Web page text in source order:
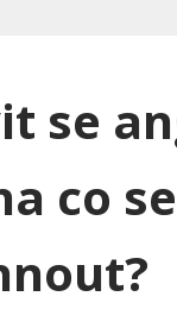
se
co